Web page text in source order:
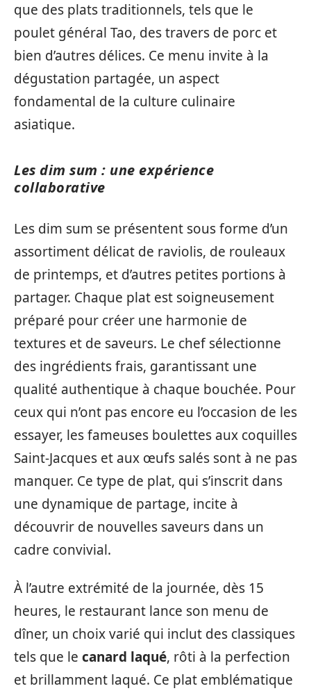
que des plats traditionnels, tels que le
poulet général Tao, des travers de porc et
bien d’autres délices. Ce menu invite à la
dégustation partagée, un aspect
fondamental de la culture culinaire
asiatique.
Les dim sum : une expérience
collaborative
Les dim sum se présentent sous forme d’un
assortiment délicat de raviolis, de rouleaux
de printemps, et d’autres petites portions à
partager. Chaque plat est soigneusement
préparé pour créer une harmonie de
textures et de saveurs. Le chef sélectionne
des ingrédients frais, garantissant une
qualité authentique à chaque bouchée. Pour
ceux qui n’ont pas encore eu l’occasion de les
essayer, les fameuses boulettes aux coquilles
Saint-Jacques et aux œufs salés sont à ne pas
manquer. Ce type de plat, qui s’inscrit dans
une dynamique de partage, incite à
découvrir de nouvelles saveurs dans un
cadre convivial.
À l’autre extrémité de la journée, dès 15
heures, le restaurant lance son menu de
dîner, un choix varié qui inclut des classiques
tels que le canard laqué, rôti à la perfection
et brillamment laqué. Ce plat emblématique